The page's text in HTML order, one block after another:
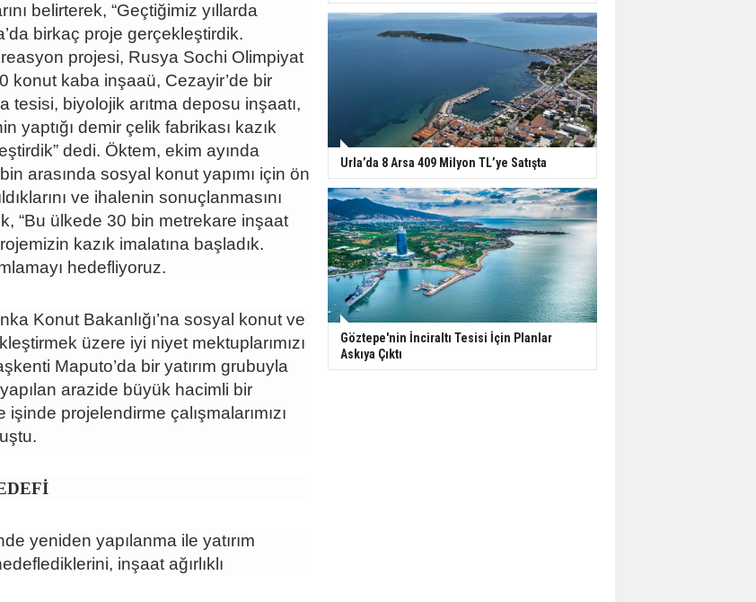
belirterek, “Geçtiğimiz yıllarda
birkaç proje gerçekleştirdik.
projesi, Rusya Sochi Olimpiyat
konut kaba inşaaü, Cezayir’de bir
tesisi, biyolojik arıtma deposu inşaatı,
yaptığı demir çelik fabrikası kazık
dedi. Öktem, ekim ayında
arasında sosyal konut yapımı için ön
ve ihalenin sonuçlanmasını
“Bu ülkede 30 bin metrekare inşaat
kazık imalatına başladık.
hedefliyoruz.
Konut Bakanlığı’na sosyal konut ve
üzere iyi niyet mektuplarımızı
Maputo’da bir yatırım grubuyla
yapılan arazide büyük hacimli bir
projelendirme çalışmalarımızı
yeniden yapılanma ile yatırım
inşaat ağırlıklı
Urla’da 8 Arsa 409 Milyon TL’ye Satışta
Göztepe'nin İnciraltı Tesisi İçin Planlar
Askıya Çıktı